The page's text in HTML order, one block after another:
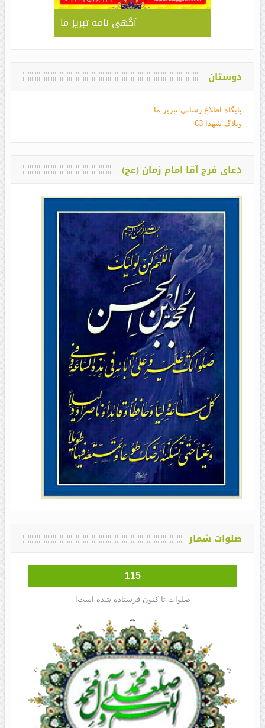
آگهی نامه تبریز ما
دوستان
پایگاه اطلاع رسانی تبریز ما
وبلاگ شهدا 63
دعای فرج آقا امام زمان (عج)
صلوات شمار
115
صلوات تا کنون فرستاده شده است!